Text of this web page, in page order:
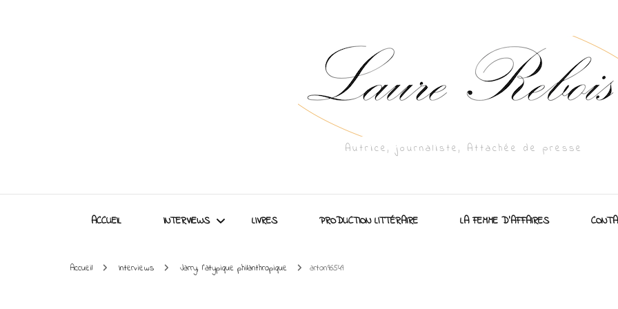
Autrice, journaliste, Attachée de presse
ACCUEIL INTERVIEWS LIVRES PRODUCTION LITTÉRAIRE LA FEMME D’AFFAIRES
Accueil Interviews Jarry, l’atypique philanthropique arton96549